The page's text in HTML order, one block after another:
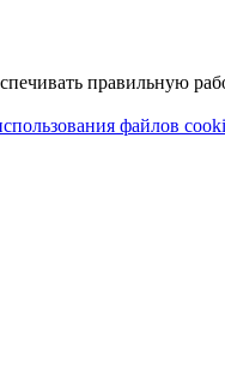
правильную
файлов